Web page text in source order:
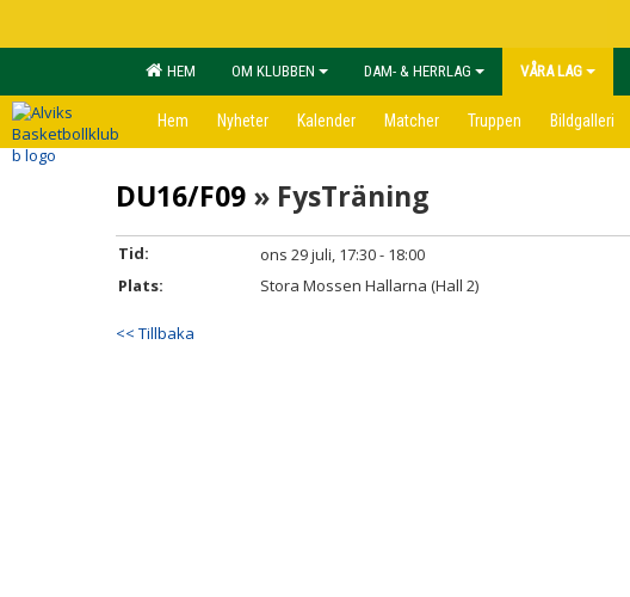
HEM OM KLUBBEN DAM- & HERRLAG VÅRA LAG
Hem Nyheter Kalender Matcher Truppen Bildgalleri
DU16/F09 » FysTräning
Tid:
ons 29 juli, 17:30 - 18:00
Plats:
Stora Mossen Hallarna (Hall 2)
<< Tillbaka